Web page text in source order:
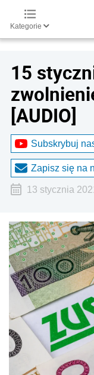
Kategorie
15
[AUDIO]
Subskrybuj
Zapisz się na
13 stycznia